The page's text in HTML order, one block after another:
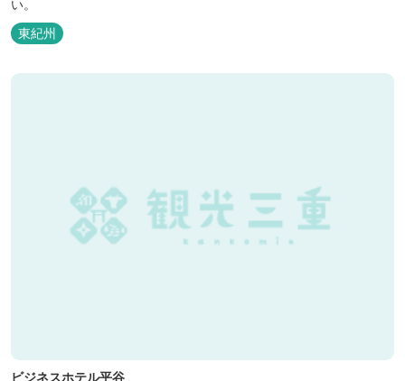
い。
東紀州
ビジネスホテル平谷